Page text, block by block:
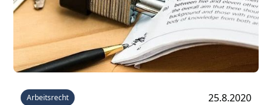
Arbeitsrecht 25.8.2020